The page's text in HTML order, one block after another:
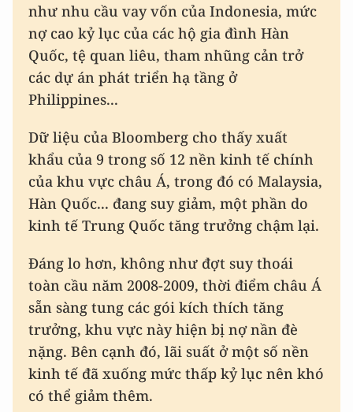
như nhu cầu vay vốn của Indonesia, mức
nợ cao kỷ lục của các hộ gia đình Hàn
Quốc, tệ quan liêu, tham nhũng cản trở
các dự án phát triển hạ tầng ở
Philippines...
Dữ liệu của Bloomberg cho thấy xuất
khẩu của 9 trong số 12 nền kinh tế chính
của khu vực châu Á, trong đó có Malaysia,
Hàn Quốc... đang suy giảm, một phần do
kinh tế Trung Quốc tăng trưởng chậm lại.
Đáng lo hơn, không như đợt suy thoái
toàn cầu năm 2008-2009, thời điểm châu Á
sẵn sàng tung các gói kích thích tăng
trưởng, khu vực này hiện bị nợ nần đè
nặng. Bên cạnh đó, lãi suất ở một số nền
kinh tế đã xuống mức thấp kỷ lục nên khó
có thể giảm thêm.